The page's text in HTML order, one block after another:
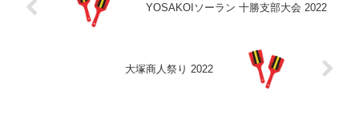
YOSAKOIソーラン 十勝支部大会 2022
大塚商人祭り 2022